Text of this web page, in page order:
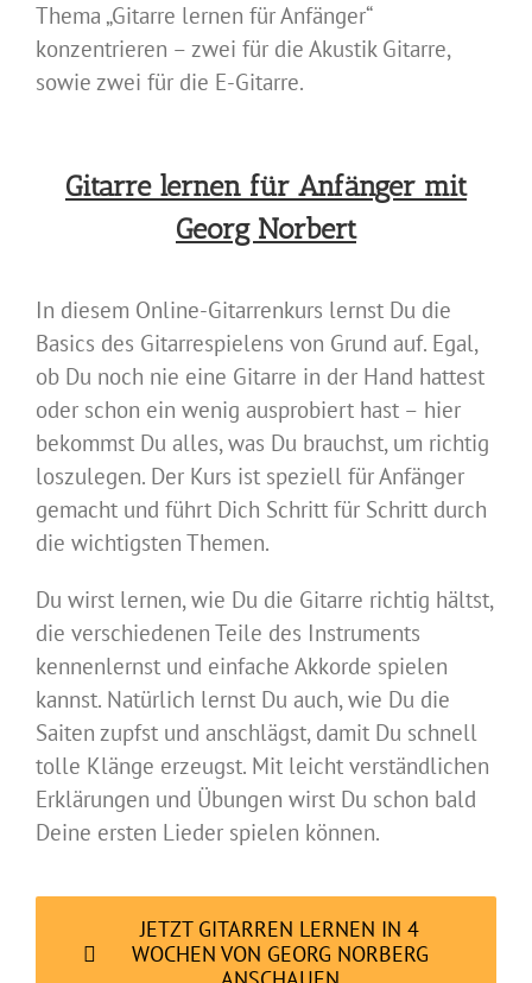
Thema „Gitarre lernen für Anfänger“
konzentrieren – zwei für die Akustik Gitarre,
sowie zwei für die E-Gitarre.
Gitarre lernen für Anfänger mit
Georg Norbert
In diesem Online-Gitarrenkurs lernst Du die
Basics des Gitarrespielens von Grund auf. Egal,
ob Du noch nie eine Gitarre in der Hand hattest
oder schon ein wenig ausprobiert hast – hier
bekommst Du alles, was Du brauchst, um richtig
loszulegen. Der Kurs ist speziell für Anfänger
gemacht und führt Dich Schritt für Schritt durch
die wichtigsten Themen.
Du wirst lernen, wie Du die Gitarre richtig hältst,
die verschiedenen Teile des Instruments
kennenlernst und einfache Akkorde spielen
kannst. Natürlich lernst Du auch, wie Du die
Saiten zupfst und anschlägst, damit Du schnell
tolle Klänge erzeugst. Mit leicht verständlichen
Erklärungen und Übungen wirst Du schon bald
Deine ersten Lieder spielen können.
JETZT GITARREN LERNEN IN 4
WOCHEN VON GEORG NORBERG